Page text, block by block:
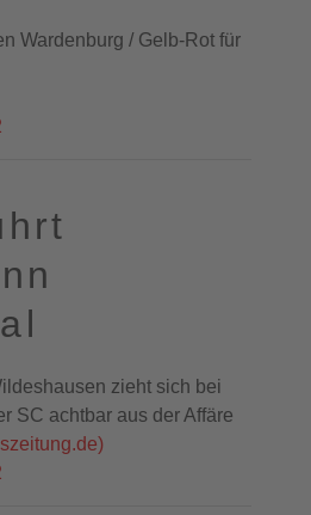
Wardenburg / Gelb-Rot für
zieht sich bei
SC achtbar aus der Affäre